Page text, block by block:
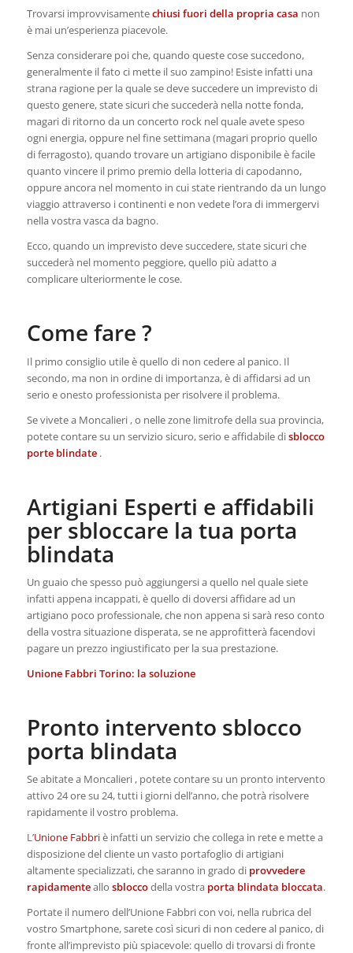
Trovarsi improvvisamentechiusi fuori della propria casa non
è mai un’esperienza piacevole.
Senza considerare poi che, quando queste cose succedono,
generalmente il fato ci mette il suo zampino! Esiste infatti una
strana ragione per la quale se deve succedere un imprevisto di
questo genere, state sicuri che succederà nella notte fonda,
magari di ritorno da un concerto rock nel quale avete speso
ogni energia, oppure nel fine settimana (magari proprio quello
di ferragosto), quando trovare un artigiano disponibile è facile
quanto vincere il primo premio della lotteria di capodanno,
oppure ancora nel momento in cui state rientrando da un lungo
viaggio attraverso i continenti e non vedete l’ora di immergervi
nella vostra vasca da bagno.
Ecco, quando un imprevisto deve succedere, state sicuri che
succederà nel momento peggiore, quello più adatto a
complicare ulteriormente le cose.
Come fare ?
Il primo consiglio utile è quello di non cedere al panico. Il
secondo, ma non in ordine di importanza, è di affidarsi ad un
serio e onesto professionista per risolvere il problema.
Se vivete a Moncalieri , o nelle zone limitrofe della sua provincia,
potete contare su un servizio sicuro, serio e affidabile disblocco
porte blindate .
Artigiani Esperti e affidabili
per sbloccare la tua porta
blindata
Un guaio che spesso può aggiungersi a quello nel quale siete
infatti appena incappati, è quello di doversi affidare ad un
artigiano poco professionale, che non appena si sarà reso conto
della vostra situazione disperata, se ne approfitterà facendovi
pagare un prezzo ingiustificato per la sua prestazione.
Unione Fabbri Torino: la soluzione
Pronto intervento sblocco
porta blindata
Se abitate a Moncalieri , potete contare su un pronto intervento
attivo 24 ore su 24, tutti i giorni dell’anno, che potrà risolvere
rapidamente il vostro problema.
L’Unione Fabbriè infatti un servizio che collega in rete e mette a
disposizione del cliente un vasto portafoglio di artigiani
altamente specializzati, che saranno in grado di provvedere
rapidamenteallo sbloccodella vostra porta blindata bloccata.
Portate il numero dell’Unione Fabbri con voi, nella rubrica del
vostro Smartphone, sarete così sicuri di non cedere al panico, di
fronte all’imprevisto più spiacevole: quello di trovarsi di fronte